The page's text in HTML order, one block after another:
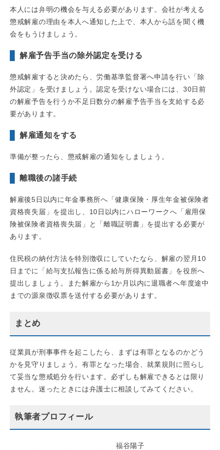
本人には弁明の機会を与える必要があります。会社が考える
懲戒解雇の理由を本人へ通知した上で、本人から話を聞く機
会をもうけましょう。
解雇予告手当の除外認定を受ける
懲戒解雇すると決めたら、労働基準監督署へ申請を行い「除
外認定」を受けましょう。認定を受けない場合には、30日前
の解雇予告を行うか不足日数分の解雇予告手当を支給する必
要があります。
解雇通知をする
準備が整ったら、懲戒解雇の通知をしましょう。
離職後の諸手続
解雇後5日以内に年金事務所へ「健康保険・厚生年金被保険者
資格喪失届」を提出し、10日以内にハローワークへ「雇用保
険被保険者資格喪失届」と「離職証明書」を提出する必要が
あります。
住民税の納付方法を特別徴収にしていたなら、解雇の翌月10
日までに「給与支払報告に係る給与所得異動届書」を役所へ
提出しましょう。また解雇から1か月以内に退職者へ年度途中
までの源泉徴収票を送付する必要があります。
まとめ
従業員が刑事事件を起こしたら、まずは有罪となるのかどう
かを見守りましょう。有罪となった場合、就業規則に照らし
て妥当な懲戒処分を行います。必ずしも解雇できるとは限り
ません。迷ったときには弁護士に相談してみてください。
執筆者プロフィール
福谷陽子